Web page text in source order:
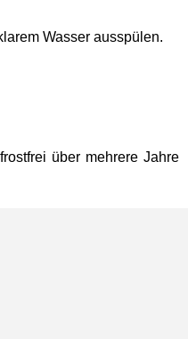
Wasser ausspülen.
über mehrere Jahre